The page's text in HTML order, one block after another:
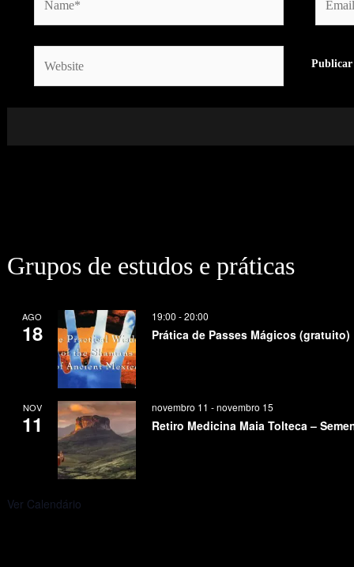
Grupos de estudos e práticas
AGO
18
19:00 -20:00
Prática de Passes Mágicos (gratuito)
NOV
11
novembro 11 -novembro 15
Retiro Medicina Maia Tolteca –
Ver Calendário